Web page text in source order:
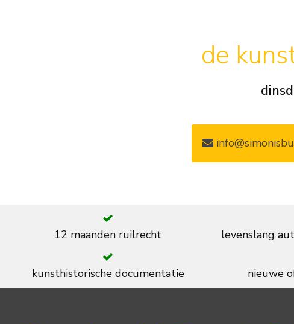
de
12 maanden ruilrecht levenslang
kunsthistorische documentatie nieuwe